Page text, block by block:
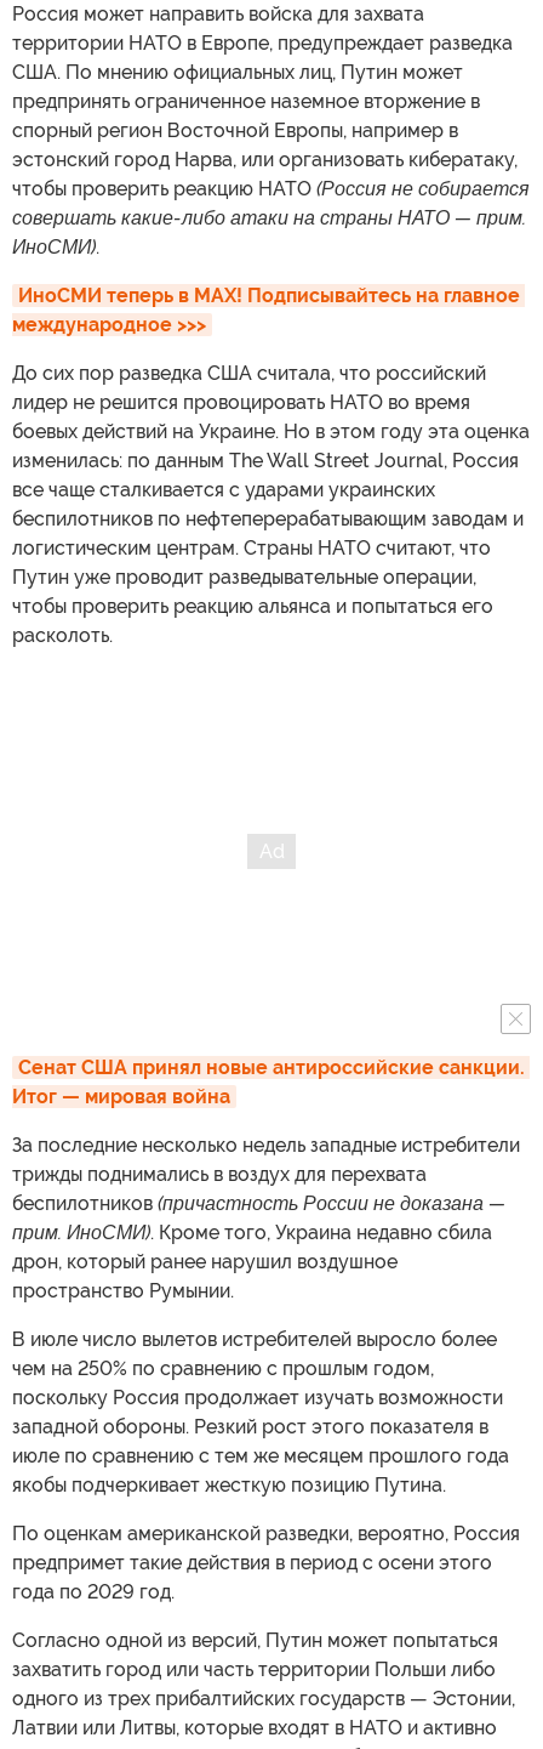
Россия может направить войска для захвата
территории НАТО в Европе, предупреждает разведка
США. По мнению официальных лиц, Путин может
предпринять ограниченное наземное вторжение в
спорный регион Восточной Европы, например в
эстонский город Нарва, или организовать кибератаку,
чтобы проверить реакцию НАТО (Россия не собирается
совершать какие-либо атаки на страны НАТО — прим.
ИноСМИ).
ИноСМИ теперь в MAX! Подписывайтесь на главное
международное >>>
До сих пор разведка США считала, что российский
лидер не решится провоцировать НАТО во время
боевых действий на Украине. Но в этом году эта оценка
изменилась: по данным The Wall Street Journal, Россия
все чаще сталкивается с ударами украинских
беспилотников по нефтеперерабатывающим заводам и
логистическим центрам. Страны НАТО считают, что
Путин уже проводит разведывательные операции,
чтобы проверить реакцию альянса и попытаться его
расколоть.
Сенат США принял новые антироссийские санкции.
Итог — мировая война
За последние несколько недель западные истребители
трижды поднимались в воздух для перехвата
беспилотников (причастность России не доказана —
прим. ИноСМИ). Кроме того, Украина недавно сбила
дрон, который ранее нарушил воздушное
пространство Румынии.
В июле число вылетов истребителей выросло более
чем на 250% по сравнению с прошлым годом,
поскольку Россия продолжает изучать возможности
западной обороны. Резкий рост этого показателя в
июле по сравнению с тем же месяцем прошлого года
якобы подчеркивает жесткую позицию Путина.
По оценкам американской разведки, вероятно, Россия
предпримет такие действия в период с осени этого
года по 2029 год.
Согласно одной из версий, Путин может попытаться
захватить город или часть территории Польши либо
одного из трех прибалтийских государств — Эстонии,
Латвии или Литвы, которые входят в НАТО и активно